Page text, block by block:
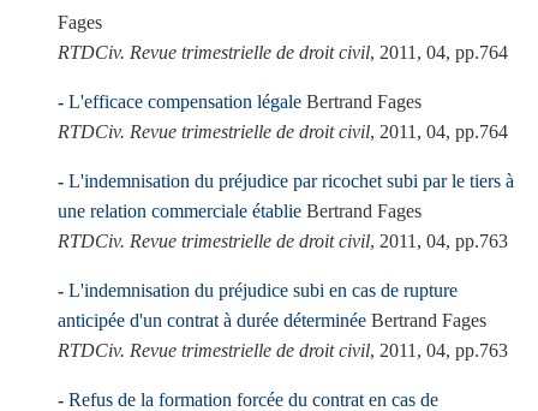
Fages
RTDCiv. Revue trimestrielle de droit civil, 2011, 04, pp.764
L'efficace compensation légale Bertrand Fages
RTDCiv. Revue trimestrielle de droit civil, 2011, 04, pp.764
L'indemnisation du préjudice par ricochet subi par le tiers à
une relation commerciale établie Bertrand Fages
RTDCiv. Revue trimestrielle de droit civil, 2011, 04, pp.763
L'indemnisation du préjudice subi en cas de rupture
anticipée d'un contrat à durée déterminée Bertrand Fages
RTDCiv. Revue trimestrielle de droit civil, 2011, 04, pp.763
Refus de la formation forcée du contrat en cas de